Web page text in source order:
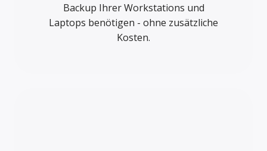
Backup Ihrer Workstations und
Laptops benötigen - ohne zusätzliche
Kosten.